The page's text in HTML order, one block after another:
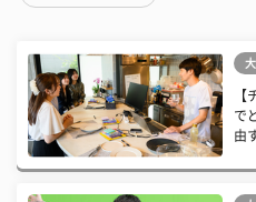
【
で
由